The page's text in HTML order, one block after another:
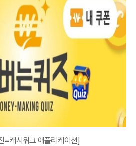
=캐시워크 애플리케이션]